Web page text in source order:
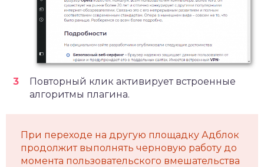
Повторный клик активирует встроенные
алгоритмы плагина.
При переходе на другую площадку Адблок
продолжит выполнять черновую работу до
момента пользовательского вмешательства